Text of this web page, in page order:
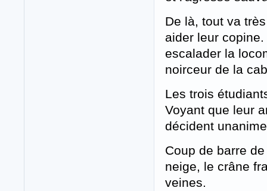
De là, tout va
aider leur
escalader la
noirceur de la
Les trois
Voyant que leur
décident
Coup de barre
neige, le crâne
veines.